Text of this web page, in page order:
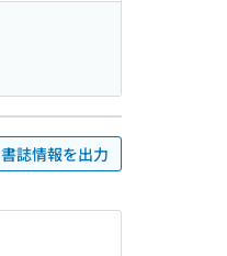
書誌情報を出力